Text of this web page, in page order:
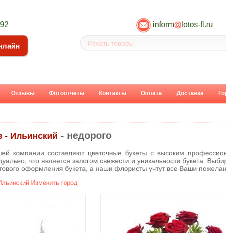
inform lotos-fl.ru
Отзывы Фотоотчеты Контакты Оплата Доставка
- Ильинский - недорого
компании составляют цветочные букеты с высоким
что является залогом свежести и уникальности букета.
оформления букета, а наши флористы учтут все Ваши
Изменить город